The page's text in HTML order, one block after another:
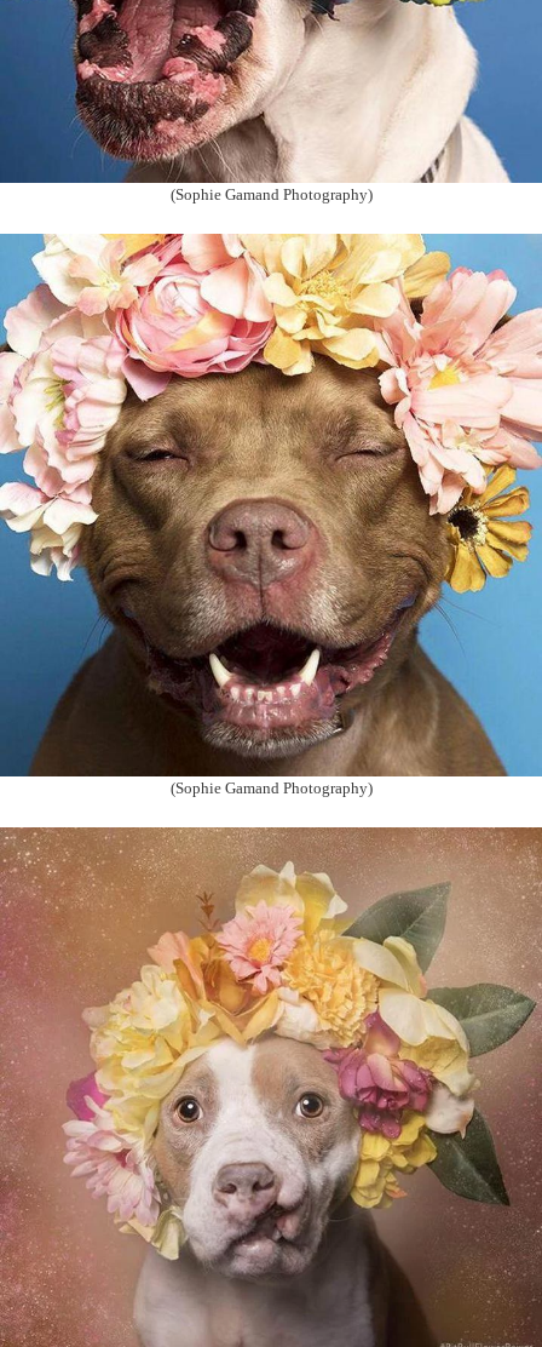
(Sophie Gamand Photography)
(Sophie Gamand Photography)